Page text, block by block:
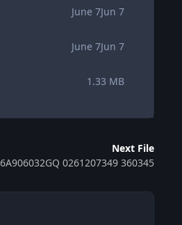
June 7Jun 7
June 7Jun 7
1.33 MB
Next File
0261207349 360345